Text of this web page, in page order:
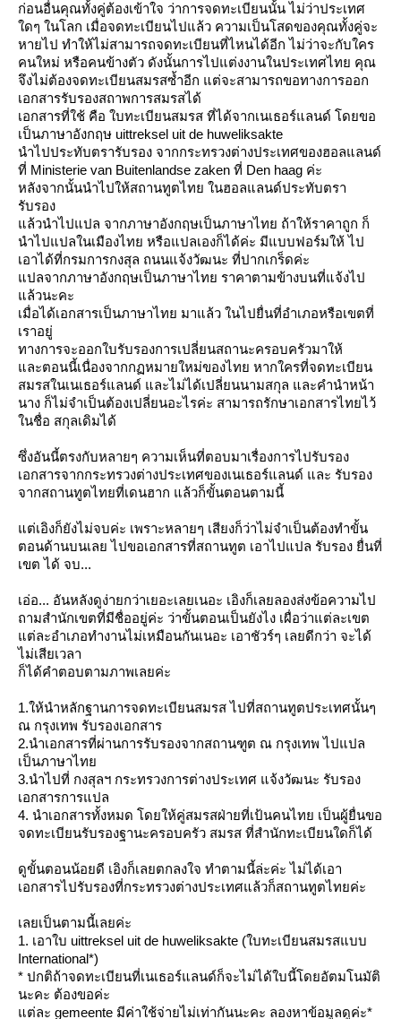
ก่อนอื่นคุณทั้งคู่ต้องเข้าจ ว่าการจดทะเบียนนั้น ไม่ว่าประเทศ
ดๆ ในโลก เมื่อจดทะเบียนไปแล้ว ความเป็นโสดของคุณทั้งคู่จะ
หายไป ทำให้ไม่สามารถจดทะเบียนที่ไหนได้อีก ไม่ว่าจะกับใคร
คนใหม่ หรือคนข้างตัว ดังนั้นการไปแต่งงานในประเทศไทย คุณ
จึงไม่ต้องจดทะเบียนสมรสซ้ำอีก แต่จะสามารถขอทางการออก
เอกสารรับรองสถาพการสมรสได้
เอกสารที่ใช้ คือ ใบทะเบียนสมรส ที่ได้จากเนเธอร์แลนด์ โดยขอ
เป็นภาษาอังกฤษ uittreksel uit de huweliksakte
นำไปประทับตรารับรอง จากกระทรวงต่างประเทศของฮอลลนด์
ที่ Ministerie van Buitenlandse zaken ที่ Den haag ค่ะ
หลังจากนั้นนำไปให้สถานทูตไทย ในฮอลแลนด์ประทับตรา
รับรอง
ล้วนำไปแปล จากภาษาอังกฤษเป็นภาษาไทย ถ้าให้ราคาถูก ก็
นำไปแปลในเมืองไทย หรือแปลเองก็ได้ค่ะ มีแบบฟอร์มให้ ไป
เอาได้ที่กรมการกงสุล ถนนแจ้งวัฒนะ ที่ปากเกร็ดค่ะ
ปลจากภาษาอังกฤษเป็นภาษาไทราคาตามข้างบนที่แจ้งไป
ล้วนะคะ
เมื่อได้เอกสารเป็นภาษาไทย มาแล้ว ในไปยื่นที่อำเภอหรือเขตที่
เราอยู่
ทางการจะออกใบรับรองการเปลี่ยนสถานะครอบครัวมาให้
ละตอนนี้เนื่องจากกฏหมายใหม่ของไทย หากใครที่จดทะเบียน
สมรสในเนเธอร์แลนด์ และไม่ได้เปลี่ยนนามสกุล และคำนำหน้า
นาง ก็ไม่จำเป็นต้องเปลี่ยนอะไรค่ะ สามารถรักษาเอกสารไทยไว้
นชื่อ สกุลเดิมได้
ซึ่งอันนี้ตรงกับหลายๆ ความเห็นที่ตอบมาเรื่องการไปรับรอง
เอกสารจากกระทรวงต่างประเทศของเนเธอร์แลนด์ และ รับรอง
จากสถานทูตไทยที่เดนฮาก แล้วก็ขั้นตอนตามนี้
ต่เอิงก็ยังไม่จบค่ะ เพราะหลายๆ เสียงก็ว่าไม่จำเป็นต้องทำขั้น
ตอนด้านบนเลย ไปขอเอกสารที่สถานทูต เอาไปแปล รับรอง ยื่นที่
เขต ได้ จบ...
เอ่อ... อันหลังดูง่ายกว่าเยอะเลยเนอะ เอิงก็เลยลองส่งข้อความไป
ถามสำนักเขตที่มีชื่ออยู่ค่ะ ว่าขั้นตอนเป็นยังไง เผื่อว่าแต่ละเขต
ต่ละอำเภอทำงานไม่เหมือนกันเนอะ เอาชัวร์ๆ เลยดีกว่า จะได้
ไม่เสียเวลา
ก็ได้คำตอบตามภาพเลยค่ะ
1.ให้นำหลักฐานการจดทะเบียนสมรส ไปที่สถานทูตประเทศนั้นๆ
ณ กรุงเทพ รับรองเอกสาร
2.นำเอกสารที่ผ่านการรับรองจากสถานฑูต ณ กรุงเทพ ไปแปล
เป็นภาษาไท
3.นำไปที่ กงสุลฯ กระทรวงการต่างประเทศ แจ้งวัฒนะ รับรอง
เอกสารการแปล
4. นำเอกสารทั้งหมด โดยให้คู่สมรสฝ่ายที่เป้นคนไทย เป็นผู้ยื่นขอ
จดทะเบียนรับรองฐานะครอบครัว สมรส ที่สำนักทะเบียนใดก็ได้
ดูขั้นตอนน้อยดี เอิงก็เลยตกลงใจ ทำตามนี้ล่ะค่ะ ไม่ได้เอา
เอกสารไปรับรองที่กระทรวงต่างประเทศแล้วก็สถานทูตไทยค่ะ
เลยเป็นตามนี้เลยค่ะ
1. เอาใบ uittreksel uit de huweliksakte (ใบทะเบียนสมรสแบบ
International*)
* ปกติถ้าจดทะเบียนที่เนเธอร์ลนด์ก็จะไม่ได้ใบนี้โดยอัตมโนมัติ
นะคะ ต้องขอค่ะ
ต่ละ gemeente มีค่าใช้จ่ายไม่เท่ากันนะคะ ลองหาข้อมูลดูค่ะ*